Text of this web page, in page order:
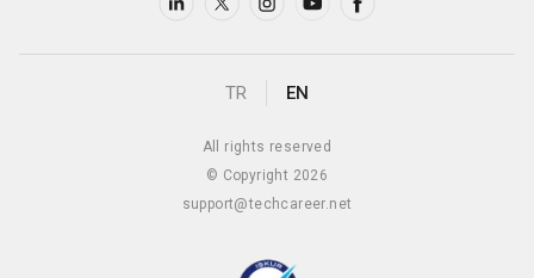
TR EN
All rights reserved
© Copyright 2026
support@techcareer.net